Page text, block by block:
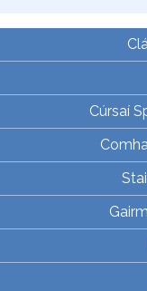
Cúrsaí